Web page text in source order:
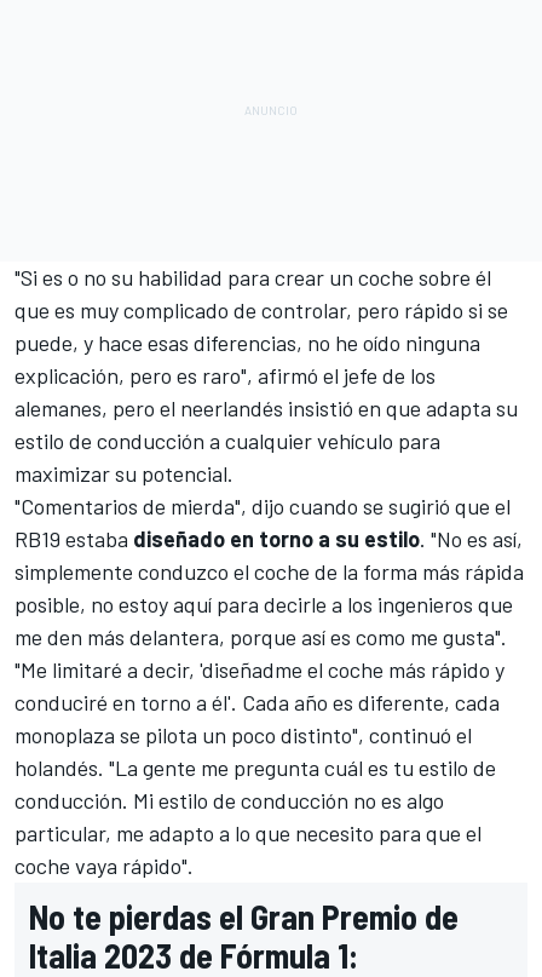
"Si es o no su habilidad para crear un coche sobre él
que es muy complicado de controlar, pero rápido si se
puede, y hace esas diferencias, no he oído ninguna
explicación, pero es raro", afirmó el jefe de los
alemanes, pero el neerlandés insistió en que adapta su
estilo de conducción a cualquier vehículo para
maximizar su potencial.
"Comentarios de mierda", dijo cuando se sugirió que el
RB19 estaba diseñado en torno a su estilo. "No es así,
simplemente conduzco el coche de la forma más rápida
posible, no estoy aquí para decirle a los ingenieros que
me den más delantera, porque así es como me gusta".
"Me limitaré a decir, 'diseñadme el coche más rápido y
conduciré en torno a él'. Cada año es diferente, cada
monoplaza se pilota un poco distinto", continuó el
holandés. "La gente me pregunta cuál es tu estilo de
conducción. Mi estilo de conducción no es algo
particular, me adapto a lo que necesito para que el
coche vaya rápido".
No te pierdas el Gran Premio de
Italia 2023 de Fórmula 1: